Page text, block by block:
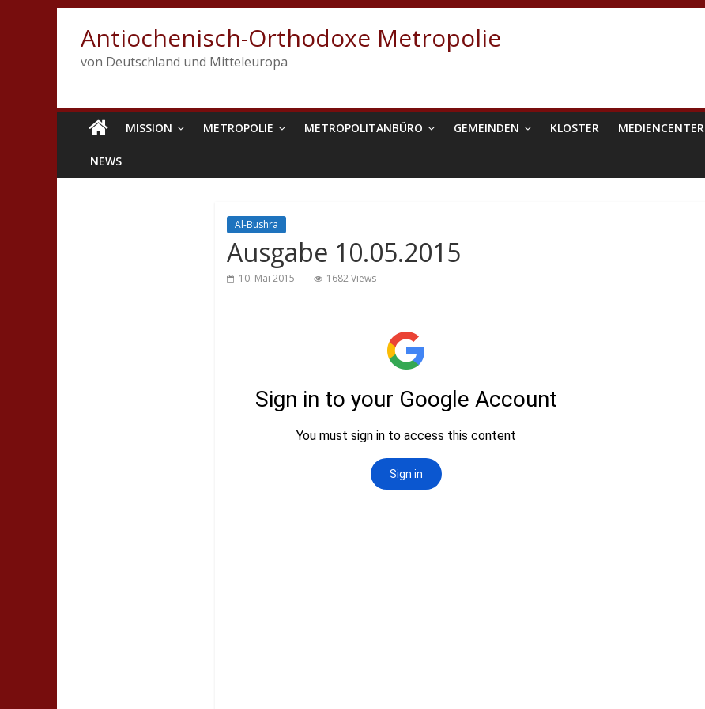
Antiochenisch-Orthodoxe Metropolie
von Deutschland und Mitteleuropa
MISSION METROPOLIE METROPOLITANBÜRO GEMEINDEN KLOSTER MEDIENCENTER
NEWS
Al-Bushra
Ausgabe 10.05.2015
10. Mai 2015 1682 Views